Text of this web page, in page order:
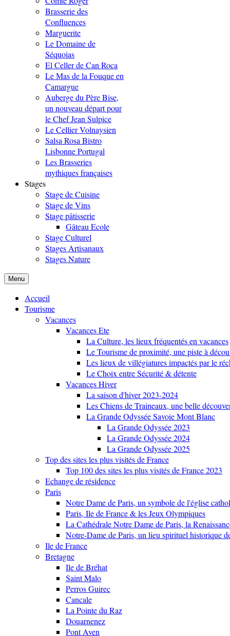
Brasserie des
Confluences
Marguerite
Le Domaine de
Séquoias
El Celler de Can Roca
Le Mas de la Fouque en
Camargue
Auberge du Père Bise,
un nouveau départ pour
le Chef Jean Sulpice
Le Cellier Volnaysien
Salsa Rosa Bistro
Lisbonne Portugal
Les Brasseries
mythiques françaises
Stages
Stage de Cuisine
Stage de Vins
Stage pâtisserie
Gâteau Ecole
Stage Culturel
Stages Artisanaux
Stages Nature
Menu
Accueil
Tourisme
Vacances
Vacances Ete
La Culture, les lieux fréquentés en vacances
Le Tourisme de proximité, une piste à
Les lieux de villégiatures impactés par le
Le Choix entre Sécurité & détente
Vacances Hiver
La saison d'hiver 2023-2024
Les Chiens de Traineaux, une belle
La Grande Odyssée Savoie Mont Blanc
La Grande Odyssée 2023
La Grande Odyssée 2024
La Grande Odyssée 2025
Top des sites les plus visités de France
Top 100 des sites les plus visités de France 2023
Echange de résidence
Paris
Notre Dame de Paris, un symbole de l'église
Paris, Ile de France & les Jeux Olympiques
La Cathédrale Notre Dame de Paris, la
Notre-Dame de Paris, un lieu spirituel historique
Ile de France
Bretagne
Ile de Bréhat
Saint Malo
Perros Guirec
Cancale
La Pointe du Raz
Douarnenez
Pont Aven